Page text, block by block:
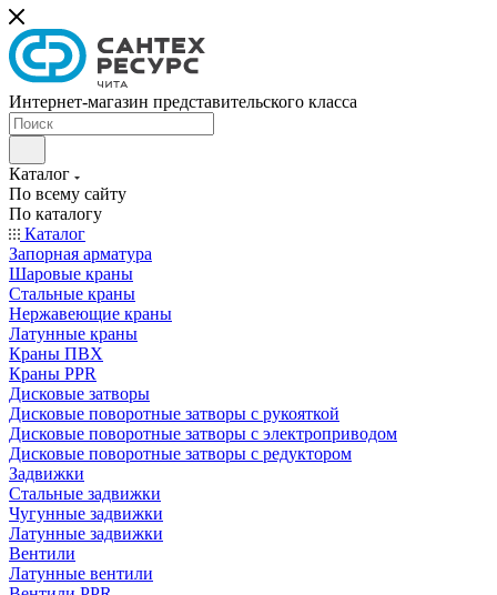
Интернет-магазин представительского класса
Каталог
По всему сайту
По каталогу
Каталог
Запорная арматура
Шаровые краны
Стальные краны
Нержавеющие краны
Латунные краны
Краны ПВХ
Краны PPR
Дисковые затворы
Дисковые поворотные затворы с рукояткой
Дисковые поворотные затворы с электроприводом
Дисковые поворотные затворы с редуктором
Задвижки
Стальные задвижки
Чугунные задвижки
Латунные задвижки
Вентили
Латунные вентили